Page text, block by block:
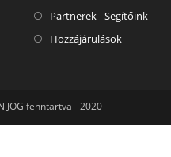
Partnerek - Segítőink
Hozzájárulások
JOG fenntartva - 2020